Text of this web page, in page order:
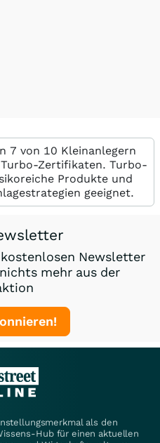
7 von 10 Kleinanlegern
Zertifikaten. Turbo-
Produkte und
geeignet.
Newsletter
mehr aus der
als den
Hub für einen aktuellen